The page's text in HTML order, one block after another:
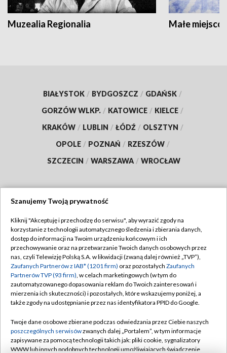
Muzealia Regionalia Małe
BIAŁYSTOK / BYDGOSZCZ / GDAŃSK /
GORZÓW WLKP. / KATOWICE / KIELCE /
KRAKÓW / LUBLIN / ŁÓDŹ / OLSZTYN /
OPOLE / POZNAŃ / RZESZÓW /
SZCZECIN / WARSZAWA / WROCŁAW
TVP
Abonament TVP
Emisja w TVP
Centrum informacji TVP
Naziemna Telewizja Cyfrowa
Rada Programowa
System NOS
Regulamin TVP
Polityka prywatności
Moje zgody
Pomoc
Kontakt
Szanujemy Twoją prywatność
Kliknij "Akceptuję i przechodzę do serwisu", aby wyrazić zgody na
korzystanie z technologii automatycznego śledzenia i zbierania danych,
dostęp do informacji na Twoim urządzeniu końcowym i ich
przechowywanie oraz na przetwarzanie Twoich danych osobowych przez
nas, czyli Telewizję Polską S.A. w likwidacji (zwaną dalej również „TVP”),
Zaufanych Partnerów z IAB* (1201 firm) oraz pozostałych Zaufanych
Partnerów TVP (93 firm), w celach marketingowych (w tym do
zautomatyzowanego dopasowania reklam do Twoich zainteresowań i
mierzenia ich skuteczności) i pozostałych, które wskazujemy poniżej, a
także zgody na udostępnianie przez nas identyfikatora PPID do Google.
Twoje dane osobowe zbierane podczas odwiedzania przez Ciebie naszych
poszczególnych serwisówzwanych dalej „Portalem”, w tym informacje
zapisywane za pomocą technologii takich jak: pliki cookie, sygnalizatory
WWW lub innych podobnych technologii umożliwiających świadczenie